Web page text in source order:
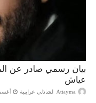
بيان رسمي صادر عن
عياش
Attayma الشاذلي عرايبية أغسطس